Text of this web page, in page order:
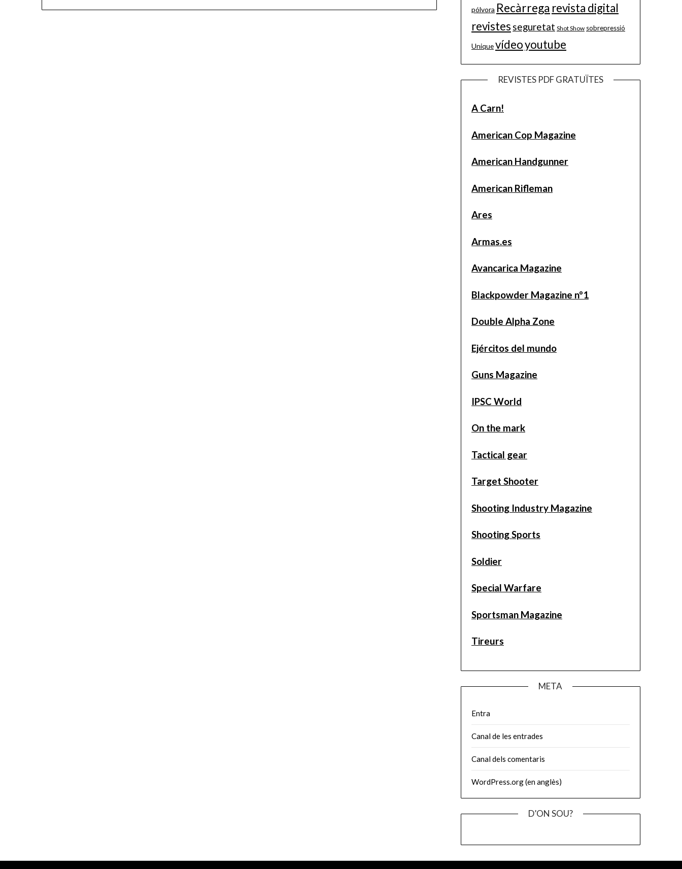
pólvora Recàrrega revista digital
revistes seguretat Shot Show sobrepressió
Uniquevídeoyoutube
REVISTES PDF GRATUÏTES
A Carn!
American Cop Magazine
American Handgunner
American Rifleman
Ares
Armas.es
Avancarica Magazine
Blackpowder Magazine nº1
Double Alpha Zone
Ejércitos del mundo
Guns Magazine
IPSC World
On the mark
Tactical gear
Target Shooter
Shooting Industry Magazine
Shooting Sports
Soldier
Special Warfare
Sportsman Magazine
Tireurs
META
Entra
Canal de les entrades
Canal dels comentaris
WordPress.org (en anglès)
D’ON SOU?